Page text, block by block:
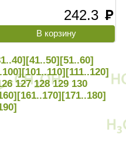
242.3 руб
[41..50][51..60]
[101..110][111..120]
127 128 129 130
[161..170][171..180]